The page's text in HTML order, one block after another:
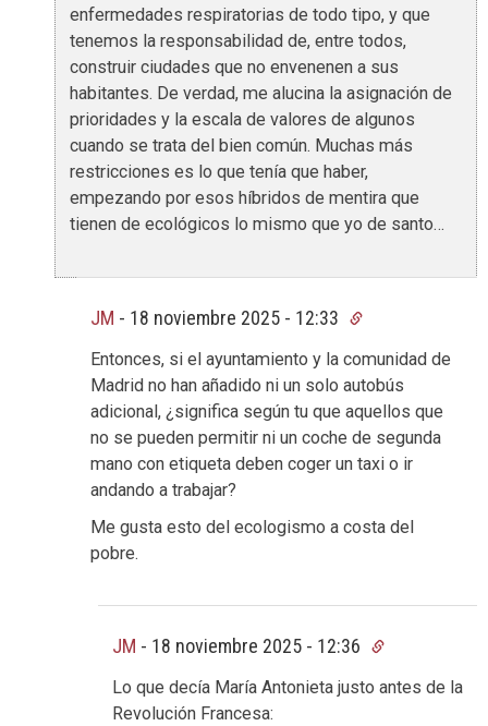
enfermedades respiratorias de todo tipo, y que
tenemos la responsabilidad de, entre todos,
construir ciudades que no envenenen a sus
habitantes. De verdad, me alucina la asignación de
prioridades y la escala de valores de algunos
cuando se trata del bien común. Muchas más
restricciones es lo que tenía que haber,
empezando por esos híbridos de mentira que
tienen de ecológicos lo mismo que yo de santo…
JM - 18 noviembre 2025 - 12:33
Entonces, si el ayuntamiento y la comunidad de
Madrid no han añadido ni un solo autobús
adicional, ¿significa según tu que aquellos que
no se pueden permitir ni un coche de segunda
mano con etiqueta deben coger un taxi o ir
andando a trabajar?
Me gusta esto del ecologismo a costa del
pobre.
JM - 18 noviembre 2025 - 12:36
Lo que decía María Antonieta justo antes de la
Revolución Francesa: